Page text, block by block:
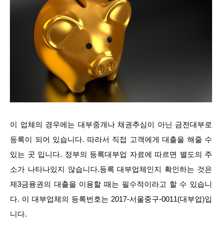
이 업체의 경우에는 대부중개나 채권추심이 아닌 금전대부로
등록이 되어 있습니다. 따라서 직접 고객에게 대출을 해줄 수
있는 곳 입니다. 정부의 등록대부업 자료에 따르면 별도의 주
소가 나타나있지 않습니다.등록 대부업체인지 확인하는 것은
제3금융권의 대출을 이용할 때는 필수적이라고 할 수 있습니
다. 이 대부업체의 등록번호는 2017-서울중구-0011(대부업)입
니다.